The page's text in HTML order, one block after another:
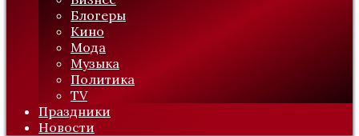
Блогеры
Кино
Мода
Музыка
Политика
TV
Праздники
Новости